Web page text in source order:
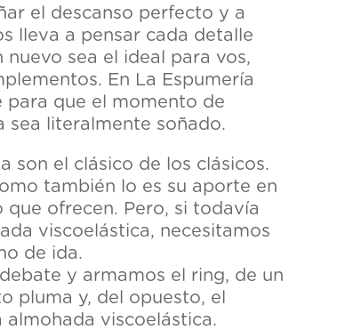
el descanso perfecto y a
lleva a pensar cada detalle
sea el ideal para vos,
En La Espumería
para que el momento de
sea literalmente soñado.
son el clásico de los clásicos.
también lo es su aporte en
que ofrecen. Pero, si todavía
viscoelástica, necesitamos
de ida.
y armamos el ring, de un
pluma y, del opuesto, el
viscoelástica.